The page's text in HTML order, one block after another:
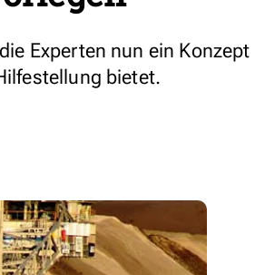
Experten nun ein Konzept
bietet.